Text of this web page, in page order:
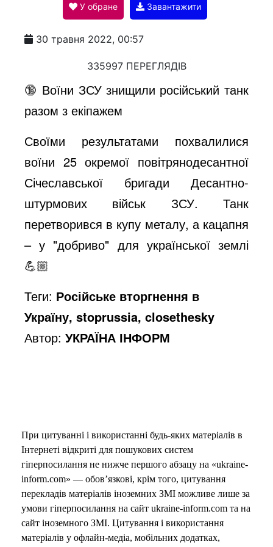
a
y
i
d
e
У обране Завантажити
30 травня 2022, 00:57
335997 ПЕРЕГЛЯДІВ
🔞 Воїни ЗСУ знищили російський танк
разом з екіпажем
Своїми результатами похвалилися
воїни 25 окремої повітрянодесантної
Січеславської бригади Десантно-
штурмових військ ЗСУ. Танк
перетворився в купу металу, а кацапня
– у "добриво" для української землі
💪🏼
Теги: Російське вторгнення в
Україну, stoprussia, closethesky
Автор:УКРАЇНА ІНФОРМ
При цитуванні і використанні будь-яких матеріалів в
Інтернеті відкриті для пошукових систем
гіперпосилання не нижче першого абзацу на «ukraine-
inform.com» — обов’язкові, крім того, цитування
перекладів матеріалів іноземних ЗМІ можливе лише за
умови гіперпосилання на сайт ukraine-inform.com та на
сайт іноземного ЗМІ. Цитування і використання
матеріалів у офлайн-медіа, мобільних додатках,